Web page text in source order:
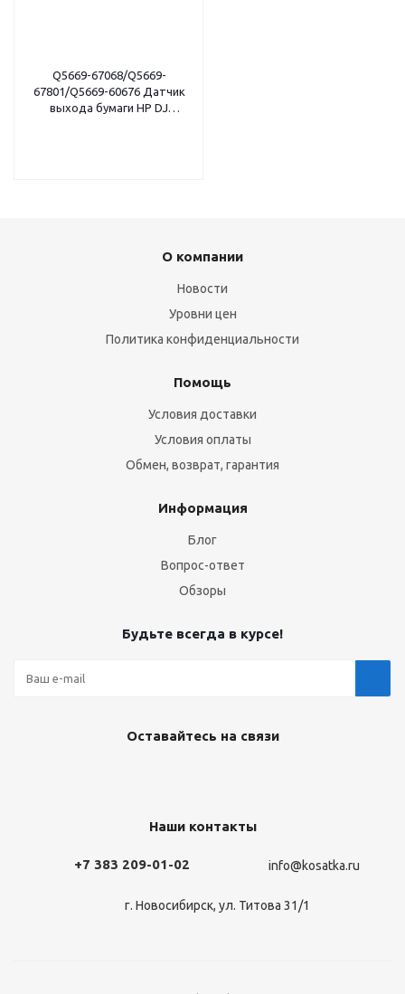
Q5669-67068/Q5669-
67801/Q5669-60676 Датчик
выхода бумаги HP DJ
О компании
Новости
Уровни цен
Политика конфиденциальности
Помощь
Условия доставки
Условия оплаты
Обмен, возврат, гарантия
Информация
Блог
Вопрос-ответ
Обзоры
Будьте всегда в курсе!
Оставайтесь на связи
Наши контакты
+7 383 209-01-02 info@kosatka.ru
г. Новосибирск, ул. Титова 31/1